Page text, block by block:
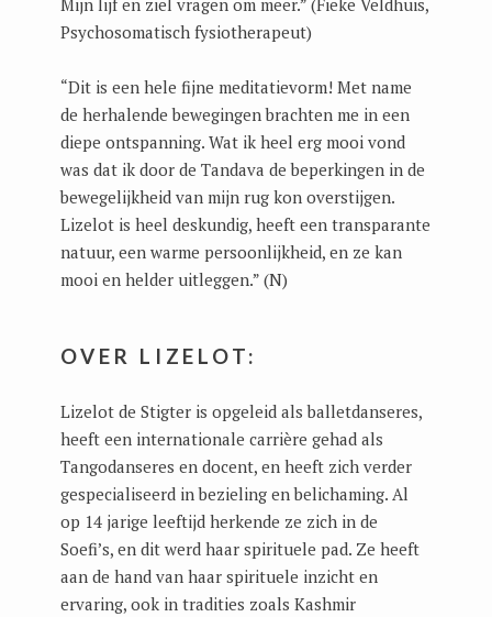
Mijn lijf en ziel vragen om meer.” (Fieke Veldhuis,
Psychosomatisch fysiotherapeut)
“Dit is een hele fijne meditatievorm! Met name
de herhalende bewegingen brachten me in een
diepe ontspanning. Wat ik heel erg mooi vond
was dat ik door de Tandava de beperkingen in de
bewegelijkheid van mijn rug kon overstijgen.
Lizelot is heel deskundig, heeft een transparante
natuur, een warme persoonlijkheid, en ze kan
mooi en helder uitleggen.” (N)
OVER LIZELOT:
Lizelot de Stigter is opgeleid als balletdanseres,
heeft een internationale carrière gehad als
Tangodanseres en docent, en heeft zich verder
gespecialiseerd in bezieling en belichaming. Al
op 14 jarige leeftijd herkende ze zich in de
Soefi’s, en dit werd haar spirituele pad. Ze heeft
aan de hand van haar spirituele inzicht en
ervaring, ook in tradities zoals Kashmir